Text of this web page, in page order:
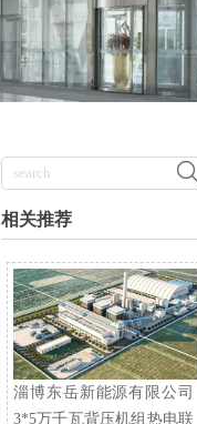

相关推荐
淄博东岳新能源有限公司
3*5万千瓦背压机组热电联